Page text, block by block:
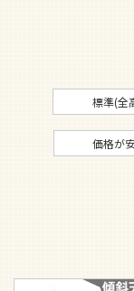
標準(全
価格が